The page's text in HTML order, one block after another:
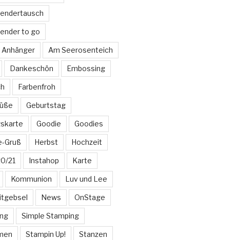
to go
Am Seerosenteich
Dankeschön Embossing
Farbenfroh
Geburtstag
Goodie Goodies
Gruß Herbst Hochzeit
21 Instahop Karte
Kommunion Luv und Lee
News OnStage
Simple Stamping
Stampin Up! Stanzen